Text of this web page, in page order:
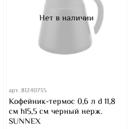
Нет в наличии
арт.81240735
Кофейник-термос 0,6 л d 11,8
см h15,5 см черный нерж.
SUNNEX